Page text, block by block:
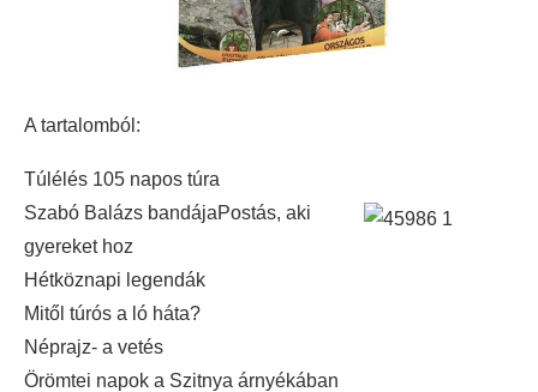
A tartalomból:
Túlélés 105 napos túra
Szabó Balázs bandájaPostás, aki
gyereket hoz
Hétköznapi legendák
Mitől túrós a ló háta?
Néprajz- a vetés
Örömtei napok a Szitnya árnyékában